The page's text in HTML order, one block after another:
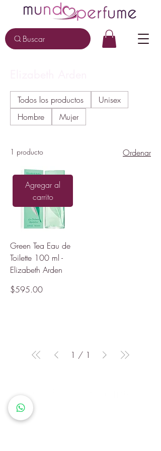
Buscar
Todos los productos
Unisex
Hombre
Mujer
1 producto Ordenar
Agregar al
carrito
Green Tea Eau de
Toilette 100 ml -
Elizabeth Arden
Precio
$595.00
1 / 1
Queremos que cada cliente
sienta que en Mundo Perfume